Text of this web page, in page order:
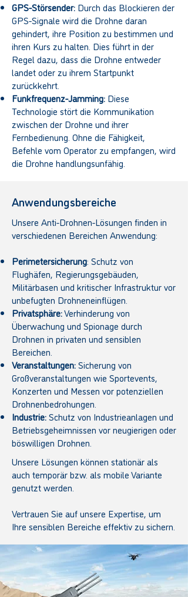
GPS-Störsender: Durch das Blockieren der
GPS-Signale wird die Drohne daran
gehindert, ihre Position zu bestimmen und
ihren Kurs zu halten. Dies führt in der
Regel dazu, dass die Drohne entweder
landet oder zu ihrem Startpunkt
zurückkehrt.
Funkfrequenz-Jamming: Diese
Technologie stört die Kommunikation
zwischen der Drohne und ihrer
Fernbedienung. Ohne die Fähigkeit,
Befehle vom Operator zu empfangen, wird
die Drohne handlungsunfähig.
Anwendungsbereiche
Unsere Anti-Drohnen-Lösungen finden in
verschiedenen Bereichen Anwendung:
Perimetersicherung: Schutz von
Flughäfen, Regierungsgebäuden,
Militärbasen und kritischer Infrastruktur vor
unbefugten Drohneneinflügen.
Privatsphäre:Verhinderung von
Überwachung und Spionage durch
Drohnen in privaten und sensiblen
Bereichen.
Veranstaltungen:Sicherung von
Großveranstaltungen wie Sportevents,
Konzerten und Messen vor potenziellen
Drohnenbedrohungen.
Industrie:Schutz von Industrieanlagen und
Betriebsgeheimnissen vor neugierigen oder
böswilligen Drohnen.
Unsere Lösungen können stationär als
auch temporär bzw. als mobile Variante
genutzt werden.
Vertrauen Sie auf unsere Expertise, um
Ihre sensiblen Bereiche effektiv zu sichern.